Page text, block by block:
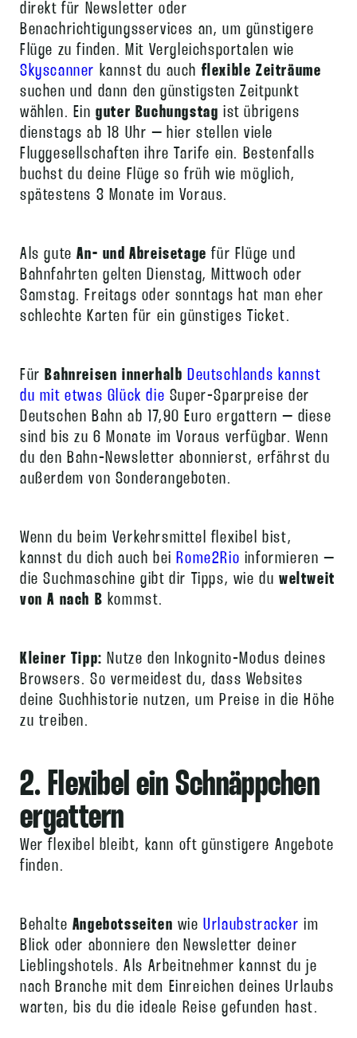
direkt für Newsletter oder
Benachrichtigungsservices an, um günstigere
Flüge zu finden. Mit Vergleichsportalen wie
Skyscanner kannst du auch flexible Zeiträume
suchen und dann den günstigsten Zeitpunkt
wählen. Einguter Buchungstag ist übrigens
dienstags ab 18 Uhr – hier stellen viele
Fluggesellschaften ihre Tarife ein. Bestenfalls
buchst du deine Flüge so früh wie möglich,
spätestens 3 Monate im Voraus.
Als guteAn- und Abreisetage für Flüge und
Bahnfahrten gelten Dienstag, Mittwoch oder
Samstag. Freitags oder sonntags hat man eher
schlechte Karten für ein günstiges Ticket.
Für Bahnreisen innerhalb Deutschlands kannst
du mit etwas Glück die Super-Sparpreise der
Deutschen Bahn ab 17,90 Euro ergattern – diese
sind bis zu 6 Monate im Voraus verfügbar. Wenn
du den Bahn-Newsletter abonnierst, erfährst du
außerdem von Sonderangeboten.
Wenn du beim Verkehrsmittel flexibel bist,
kannst du dich auch bei Rome2Rio informieren –
die Suchmaschine gibt dir Tipps, wie duweltweit
von A nach B kommst.
Kleiner Tipp: Nutze den Inkognito-Modus deines
Browsers. So vermeidest du, dass Websites
deine Suchhistorie nutzen, um Preise in die Höhe
zu treiben.
2. Flexibel ein Schnäppchen
ergattern
Wer flexibel bleibt, kann oft günstigere Angebote
finden.
Behalte Angebotsseiten wieUrlaubstracker im
Blick oder abonniere den Newsletter deiner
Lieblingshotels. Als Arbeitnehmer kannst du je
nach Branche mit dem Einreichen deines Urlaubs
warten, bis du die ideale Reise gefunden hast.